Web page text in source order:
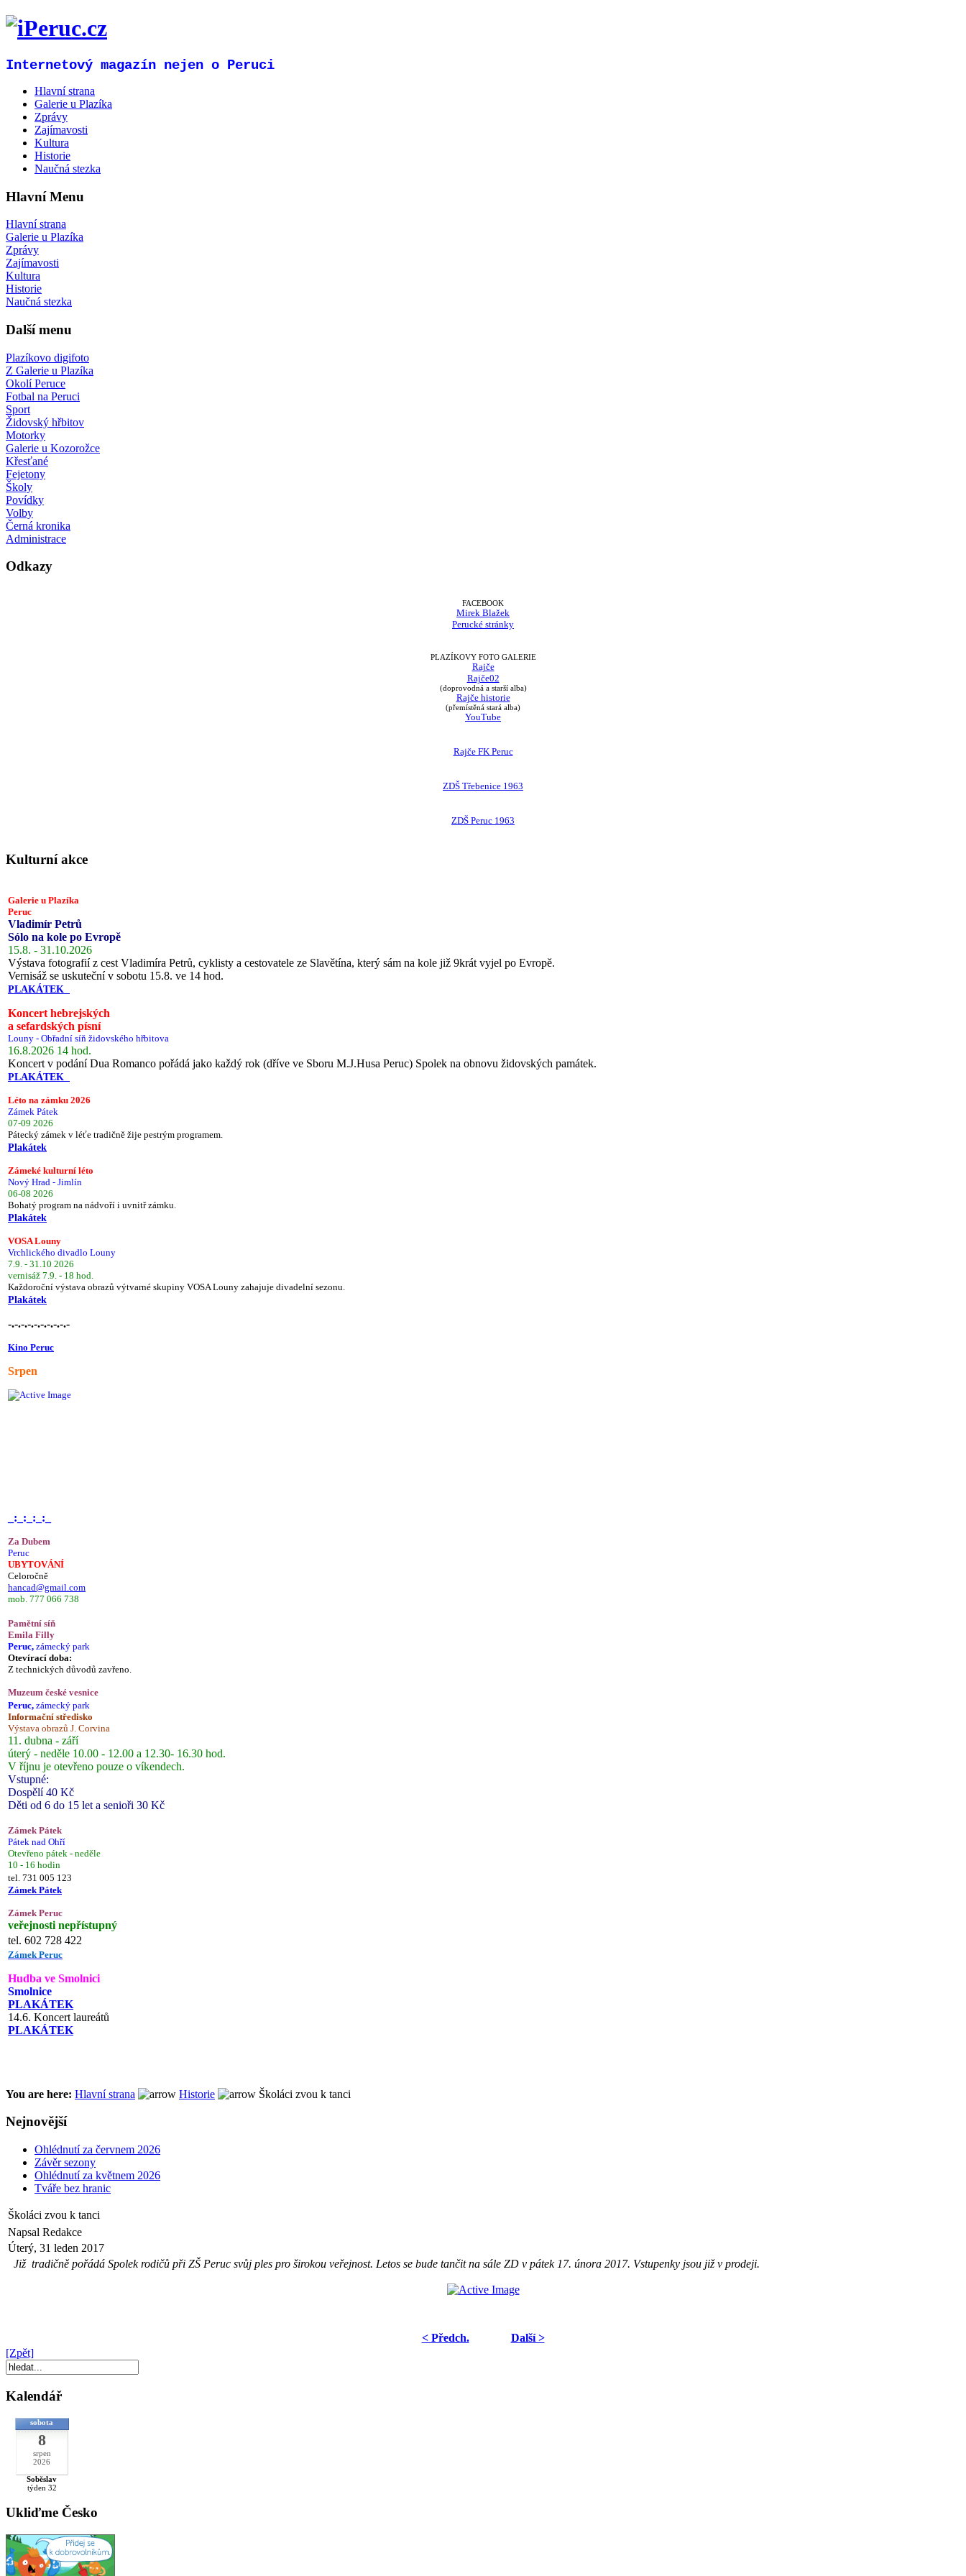
Internetový magazín nejen o Peruci
Hlavní strana
Galerie u Plazíka
Zprávy
Zajímavosti
Kultura
Historie
Naučná stezka
Hlavní Menu
Hlavní strana
Galerie u Plazíka
Zprávy
Zajímavosti
Kultura
Historie
Naučná stezka
Další menu
Plazíkovo digifoto
Z Galerie u Plazíka
Okolí Peruce
Fotbal na Peruci
Sport
Židovský hřbitov
Motorky
Galerie u Kozorožce
Křesťané
Fejetony
Školy
Povídky
Volby
Černá kronika
Administrace
Odkazy
FACEBOOK
Mirek Blažek
Perucké stránky
PLAZÍKOVY FOTO GALERIE
Rajče
Rajče02
(doprovodná a starší alba)
Rajče historie
(přemístěná stará alba)
YouTube
Rajče FK Peruc
ZDŠ Třebenice 1963
ZDŠ Peruc 1963
Kulturní akce
Galerie u Plazíka
Peruc
Vladimír Petrů
Sólo na kole po Evropě
15.8. - 31.10.2026
Výstava fotografií z cest Vladimíra Petrů, cyklisty a cestovatele ze Slavětína, který sám na kole již 9krát vyjel po Evropě.
Vernisáž se uskuteční v sobotu 15.8. ve 14 hod.
PLAKÁTEK
Koncert hebrejských
a sefardských písní
Louny - Obřadní síň židovského hřbitova
16.8.2026 14 hod.
Koncert v podání Dua Romanco pořádá jako každý rok (dříve ve Sboru M.J.Husa Peruc) Spolek na obnovu židovských památek.
PLAKÁTEK
Léto na zámku 2026
Zámek Pátek
07-09 2026
Pátecký zámek v léťe tradičně žije pestrým programem.
Plakátek
Zámeké kulturní léto
Nový Hrad - Jimlín
06-08 2026
Bohatý program na nádvoří i uvnitř zámku.
Plakátek
VOSA Louny
Vrchlického divadlo Louny
7.9. - 31.10 2026
vernisáž 7.9. - 18 hod.
Každoroční výstava obrazů výtvarné skupiny VOSA Louny zahajuje divadelní sezonu.
Plakátek
-.-.-.-.-.-.-.-.-.-
Kino Peruc
Srpen
_:_:_:_:_
Za Dubem
Peruc
UBYTOVÁNÍ
Celoročně
hancad@gmail.com
mob. 777 066 738
Pamětní síň
Emila Filly
Peruc, zámecký park
Otevírací doba:
Z technických důvodů zavřeno.
Muzeum české vesnice
Peruc, zámecký park
Informační středisko
Výstava obrazů J. Corvina
11. dubna - září
úterý - neděle 10.00 - 12.00 a 12.30- 16.30 hod.
V říjnu je otevřeno pouze o víkendech.
Vstupné:
Dospělí 40 Kč
Děti od 6 do 15 let a senioři 30 Kč
Zámek Pátek
Pátek nad Ohří
Otevřeno pátek - neděle
10 - 16 hodin
tel. 731 005 123
Zámek Pátek
Zámek Peruc
veřejnosti nepřístupný
tel. 602 728 422
Zámek Peruc
Hudba ve Smolnici
Smolnice
PLAKÁTEK
14.6. Koncert laureátů
PLAKÁTEK
You are here: Hlavní strana Historie Školáci zvou k tanci
Nejnovější
Ohlédnutí za červnem 2026
Závěr sezony
Ohlédnutí za květnem 2026
Tváře bez hranic
Školáci zvou k tanci
Napsal Redakce
Úterý, 31 leden 2017
Již tradičně pořádá Spolek rodičů při ZŠ Peruc svůj ples pro širokou veřejnost. Letos se bude tančit na sále ZD v pátek 17. února 2017. Vstupenky jsou již v prodeji.
< Předch.
Další >
[Zpět]
Kalendář
sobota
8
srpen
2026
Soběslav
týden 32
Ukliďme Česko